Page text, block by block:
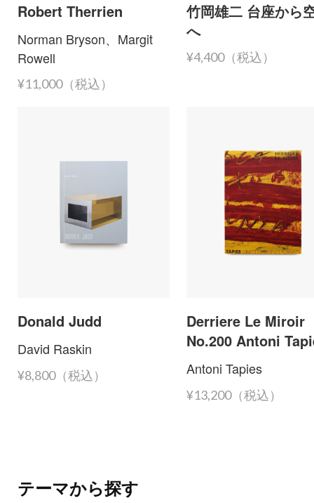
Robert Therrien
Norman Bryson、Margit
Rowell
¥11,000（税込）
竹岡雄二 台座から
へ
¥4,400（税込）
Donald Judd
David Raskin
¥8,800（税込）
Derriere Le Miroir
No.200 Antoni
Antoni Tapies
¥13,200（税込）
テーマから探す